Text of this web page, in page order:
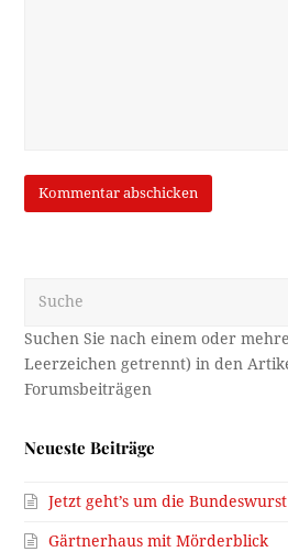
Neueste Beiträge
Jetzt geht’s um die Bundeswurst
Gärtnerhaus mit Mörderblick